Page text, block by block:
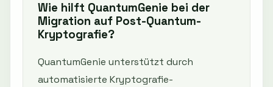
Wie hilft QuantumGenie bei der
Migration auf Post-Quantum-
Kryptografie?
QuantumGenie unterstützt durch
automatisierte Kryptografie-